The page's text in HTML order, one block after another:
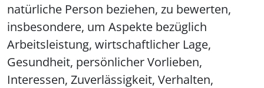
natürliche Person beziehen, zu bewerten,
insbesondere, um Aspekte bezüglich
Arbeitsleistung, wirtschaftlicher Lage,
Gesundheit, persönlicher Vorlieben,
Interessen, Zuverlässigkeit, Verhalten,